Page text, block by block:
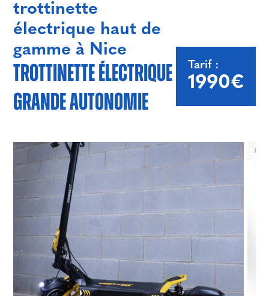
trottinette
électrique haut de
gamme à Nice
Trottinette électrique
grande autonomie
Tarif :
1990€